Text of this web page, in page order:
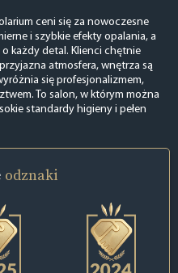
ceni się za nowoczesne
i szybkie efekty opalania, a
każdy detal. Klienci chętnie
atmosfera, wnętrza są
się profesjonalizmem,
To salon, w którym można
standardy higieny i pełen
odznaki